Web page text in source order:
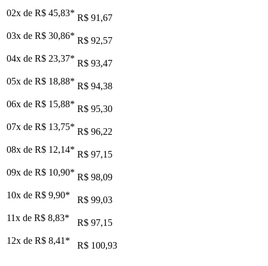
02x de R$ 45,83* R$ 91,67
03x de R$ 30,86* R$ 92,57
04x de R$ 23,37* R$ 93,47
05x de R$ 18,88* R$ 94,38
06x de R$ 15,88* R$ 95,30
07x de R$ 13,75* R$ 96,22
08x de R$ 12,14* R$ 97,15
09x de R$ 10,90* R$ 98,09
10x de R$ 9,90*
R$ 99,03
11x de R$ 8,83*
R$ 97,15
12x de R$ 8,41 * R$ 100,93